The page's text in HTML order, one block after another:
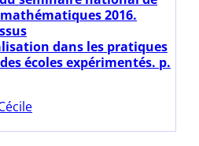
2016.
dans les pratiques
écoles expérimentés. p.